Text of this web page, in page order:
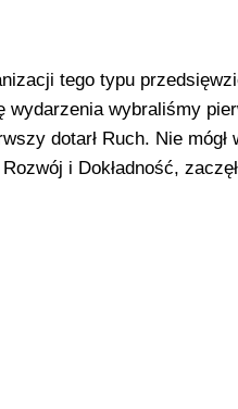
tego typu
wydarzenia wybraliśmy
dotarł Ruch. Nie
i Dokładność,